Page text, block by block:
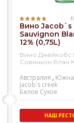
Вино Jacob`s
Sauvignon
12% (0,75L)
Вино Джейкобс
Совиньон Блан
Австралия ,
Jacob`s creek
Белое Сухое
НАШ